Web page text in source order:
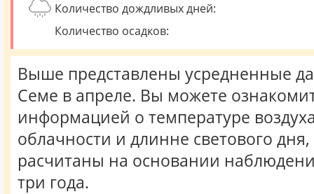
Количество дождливых дней:
Количество осадков:
Выше представлены усредненные
Семе в апреле. Вы можете
информацией о температуре
облачности и длинне светового
расчитаны на основании
три года.